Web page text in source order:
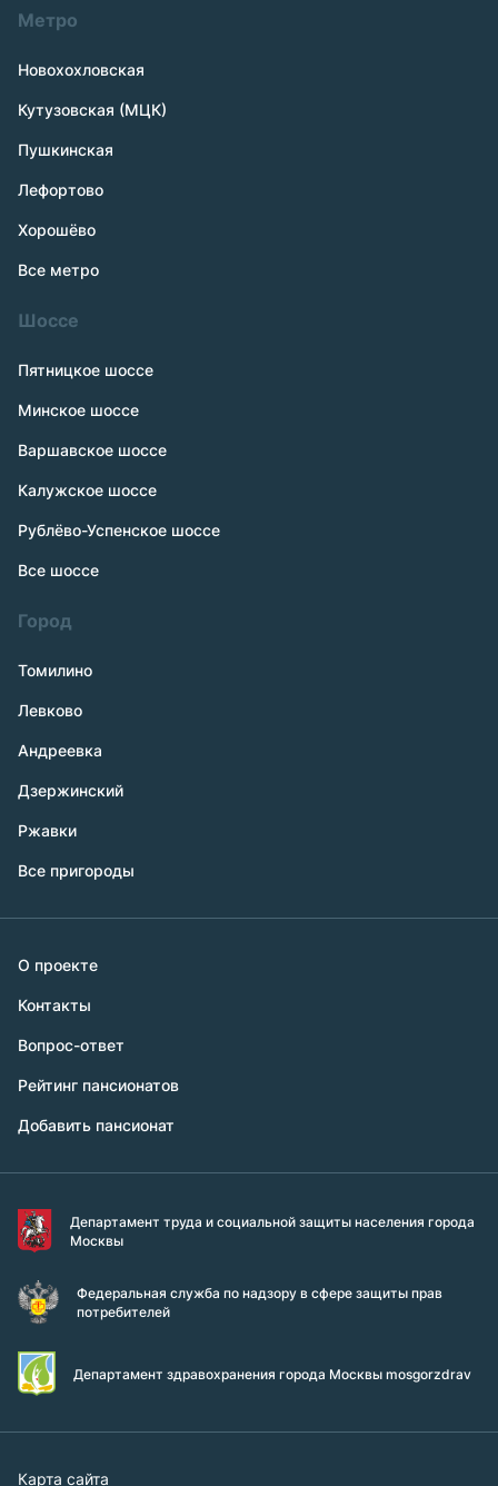
Метро
Новохохловская
Кутузовская (МЦК)
Пушкинская
Лефортово
Хорошёво
Все метро
Шоссе
Пятницкое шоссе
Минское шоссе
Варшавское шоссе
Калужское шоссе
Рублёво-Успенское шоссе
Все шоссе
Город
Томилино
Левково
Андреевка
Дзержинский
Ржавки
Все пригороды
О проекте
Контакты
Вопрос-ответ
Рейтинг пансионатов
Добавить пансионат
Департамент труда и социальной защиты населения города
Москвы
Федеральная служба по надзору в сфере защиты прав
потребителей
Департамент здравохранения города Москвы mosgorzdrav
Карта сайта